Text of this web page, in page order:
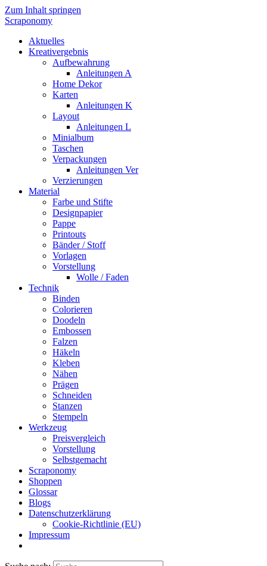
Zum Inhalt springen
Scraponomy
Aktuelles
Kreativergebnis
Aufbewahrung
Anleitungen A
Home Dekor
Karten
Anleitungen K
Layout
Anleitungen L
Minialbum
Taschen
Verpackungen
Anleitungen Ver
Verzierungen
Material
Farbe und Stifte
Designpapier
Pappe
Printouts
Bänder / Stoff
Vorlagen
Vorstellung
Wolle / Faden
Technik
Binden
Colorieren
Doodeln
Embossen
Falzen
Häkeln
Kleben
Nähen
Prägen
Schneiden
Stanzen
Stempeln
Werkzeug
Preisvergleich
Vorstellung
Selbstgemacht
Scraponomy
Shoppen
Glossar
Blogs
Datenschutzerklärung
Cookie-Richtlinie (EU)
Impressum